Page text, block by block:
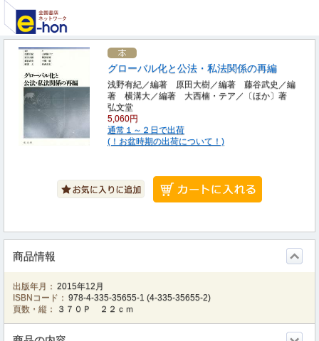
グローバル化と公法・私法関係の再編
浅野有紀／編著 原田大樹／編著 藤谷武史／編
著 横溝大／編著 大西楠・テア／〔ほか〕著
弘文堂
5,060円
通常１～２日で出荷
(！お盆時期の出荷について！)
商品情報
出版年月： 2015年12月
ISBNコード： 978-4-335-35655-1 (4-335-35655-2)
頁数・縦：
３７０Ｐ ２２ｃｍ